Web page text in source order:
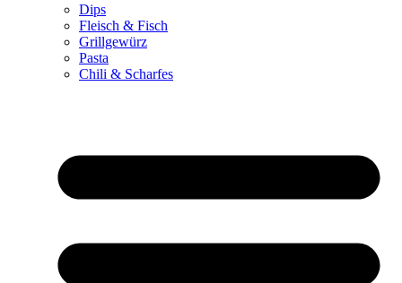
Dips
Fleisch & Fisch
Grillgewürz
Pasta
Chili & Scharfes